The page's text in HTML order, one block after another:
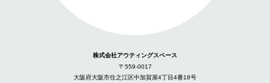
株式会社アウティングスペース
〒559-0017
大阪府大阪市住之江区中加賀屋4丁目4番18号